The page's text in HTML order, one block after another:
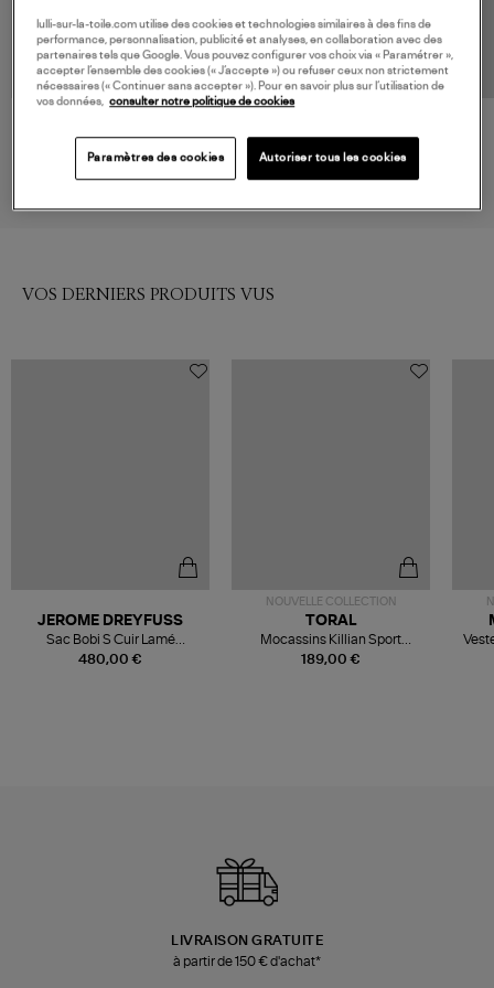
Cotelé Noir
VOS DERNIERS PRODUITS VUS
480,00 €
JEROME DREYFUSS
Sac Bobi S Cuir Lamé
Champagne
NOUVELLE COLLECTION
189,00 €
TORAL
Mocassins Killian Sport
Mousse
LIVRAISON GRATUITE
à partir de 150 € d'achat*
lulli-sur-la-toile.com utilise des cookies et technologies similaires à des fins de
performance, personnalisation, publicité et analyses, en collaboration avec des
partenaires tels que Google. Vous pouvez configurer vos choix via « Paramétrer »,
accepter l’ensemble des cookies (« J’accepte ») ou refuser ceux non strictement
nécessaires (« Continuer sans accepter »). Pour en savoir plus sur l’utilisation de
vos données, consulter notre politique de cookies
Paramètres des cookies Autoriser tous les cookies